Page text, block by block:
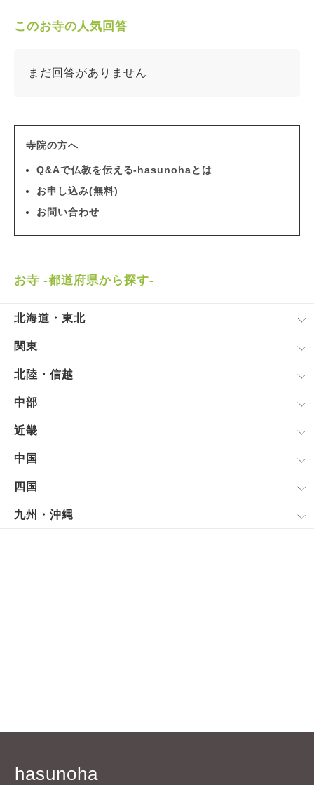
このお寺の人気回答
まだ回答がありません
寺院の方へ
Q&Aで仏教を伝える-hasunohaとは
お申し込み(無料)
お問い合わせ
お寺 -都道府県から探す-
北海道・東北
関東
北陸・信越
中部
近畿
中国
四国
九州・沖縄
hasunoha